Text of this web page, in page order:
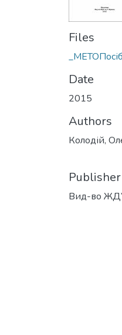
Files
Date
2015
Authors
Колодій,
Publisher
Вид-во